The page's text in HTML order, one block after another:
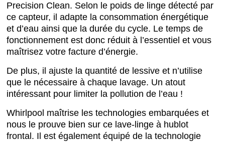
Precision Clean. Selon le poids de linge détecté par
ce capteur, il adapte la consommation énergétique
et d’eau ainsi que la durée du cycle. Le temps de
fonctionnement est donc réduit à l’essentiel et vous
maîtrisez votre facture d’énergie.
De plus, il ajuste la quantité de lessive et n’utilise
que le nécessaire à chaque lavage. Un atout
intéressant pour limiter la pollution de l’eau !
Whirlpool maîtrise les technologies embarquées et
nous le prouve bien sur ce lave-linge à hublot
frontal. Il est également équipé de la technologie